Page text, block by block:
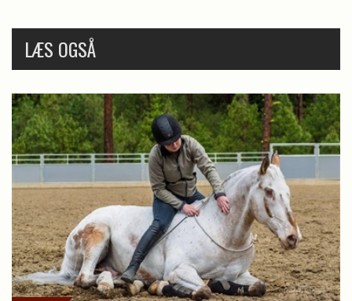
LÆS OGSÅ